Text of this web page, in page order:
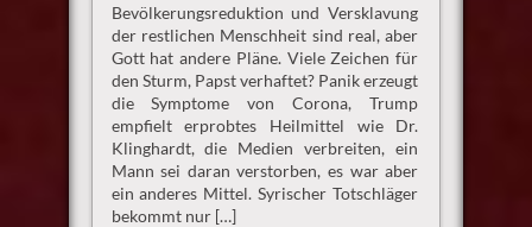
Bevölkerungsreduktion und Versklavung
der restlichen Menschheit sind real, aber
Gott hat andere Pläne. Viele Zeichen für
den Sturm, Papst verhaftet? Panik erzeugt
die Symptome von Corona, Trump
empfielt erprobtes Heilmittel wie Dr.
Klinghardt, die Medien verbreiten, ein
Mann sei daran verstorben, es war aber
ein anderes Mittel. Syrischer Totschläger
bekommt nur […]